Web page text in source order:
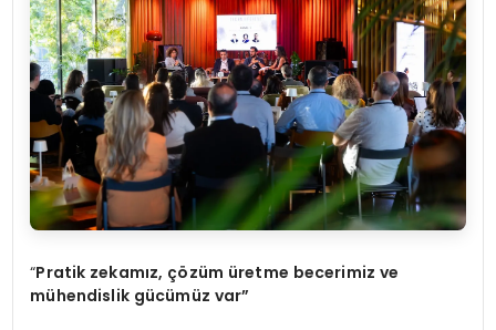
“Pratik zekamız, çözüm üretme becerimiz ve
mühendislik gücümüz var”